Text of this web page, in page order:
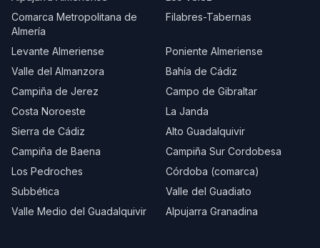
Comarca Metropolitana de
Almería
Filabres-Tabernas
Levante Almeriense
Poniente Almeriense
Valle del Almanzora
Bahía de Cádiz
Campiña de Jerez
Campo de Gibraltar
Costa Noroeste
La Janda
Sierra de Cádiz
Alto Guadalquivir
Campiña de Baena
Campiña Sur Cordobesa
Los Pedroches
Córdoba (comarca)
Subbética
Valle del Guadiato
Valle Medio del Guadalquivir
Alpujarra Granadina